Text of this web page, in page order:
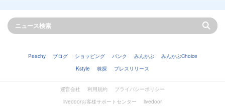
Peachy ブログ ショッピング バンク みんかぶ
みんかぶChoice
Kstyle
株探 プレスリリース
運営会社 利用規約
プライバシーポリシー
livedoorお客様サポートセンター
livedoor